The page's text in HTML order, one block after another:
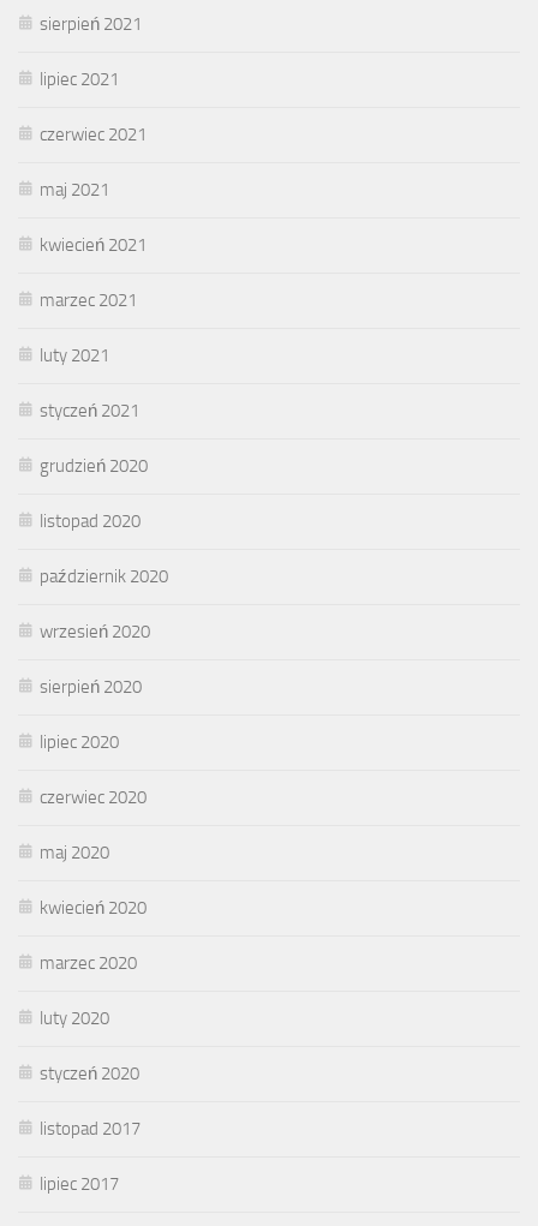
sierpień 2021
lipiec 2021
czerwiec 2021
maj 2021
kwiecień 2021
marzec 2021
luty 2021
styczeń 2021
grudzień 2020
listopad 2020
październik 2020
wrzesień 2020
sierpień 2020
lipiec 2020
czerwiec 2020
maj 2020
kwiecień 2020
marzec 2020
luty 2020
styczeń 2020
listopad 2017
lipiec 2017